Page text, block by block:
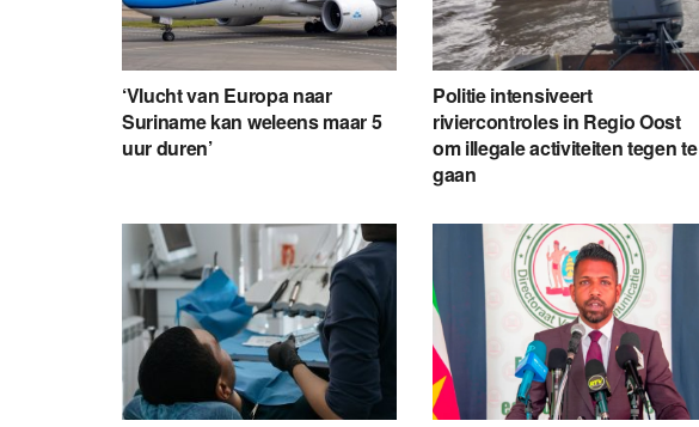
‘Vlucht van Europa naar
Suriname kan weleens maar 5
uur duren’
Politie intensiveert
riviercontroles in Regio Oost
om illegale activiteiten tegen te
gaan